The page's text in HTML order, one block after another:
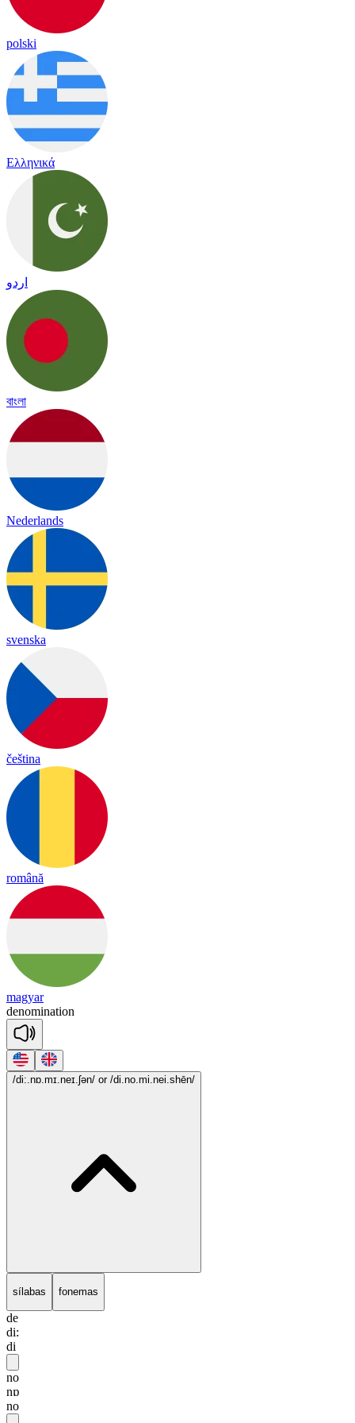
polski
Ελληνικά
اردو
বাংলা
Nederlands
svenska
čeština
română
magyar
denomination
/di:.nɒ.mɪ.neɪ.ʃən/ or /di.no.mi.nei.shēn/
sílabas fonemas
de
di:
di
no
nɒ
no